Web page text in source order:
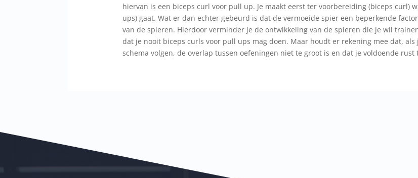
hiervan is een biceps curl voor pull up. Je maakt eerst ter voorbereiding (biceps curl)
ups) gaat. Wat er dan echter gebeurd is dat de vermoeide spier een beperkende
van de spieren. Hierdoor verminder je de ontwikkeling van de spieren die je wil
dat je nooit biceps curls voor pull ups mag doen. Maar houdt er rekening mee dat,
schema volgen, de overlap tussen oefeningen niet te groot is en dat je voldoende